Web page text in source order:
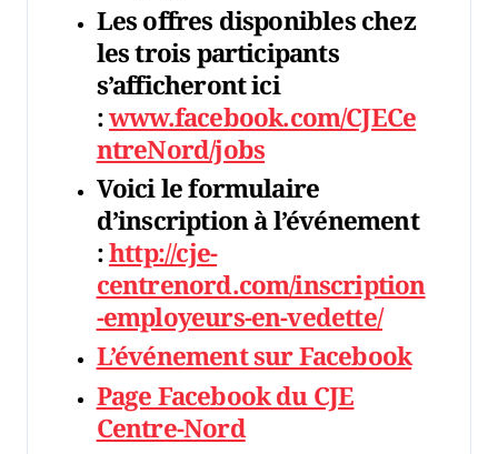
Les offres disponibles chez
les trois participants
s’afficheront ici
:www.facebook.com/CJECe
ntreNord/jobs
Voici le formulaire
d’inscription à l’événement
:http://cje-
centrenord.com/inscription
-employeurs-en-vedette/
L’événement sur Facebook
Page Facebook du CJE
Centre-Nord